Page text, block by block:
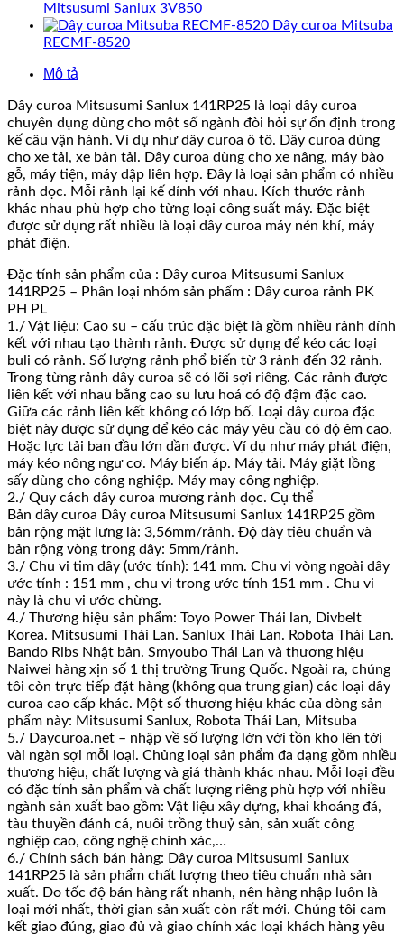
Mitsusumi Sanlux 3V850
Dây curoa Mitsuba
RECMF-8520
Mô tả
Dây curoa Mitsusumi Sanlux 141RP25 là loại dây curoa
chuyên dụng dùng cho một số ngành đòi hỏi sự ổn định trong
kế câu vận hành. Ví dụ như dây curoa ô tô. Dây curoa dùng
cho xe tải, xe bản tải. Dây curoa dùng cho xe nâng, máy bào
gỗ, máy tiện, máy dập liên hợp. Đây là loại sản phẩm có nhiều
rảnh dọc. Mỗi rảnh lại kế dính với nhau. Kích thước rảnh
khác nhau phù hợp cho từng loại công suất máy. Đặc biệt
được sử dụng rất nhiều là loại dây curoa máy nén khí, máy
phát điện.
Đặc tính sản phẩm của : Dây curoa Mitsusumi Sanlux
141RP25 – Phân loại nhóm sản phẩm : Dây curoa rảnh PK
PH PL
1./ Vật liệu: Cao su – cấu trúc đặc biệt là gồm nhiều rảnh dính
kết với nhau tạo thành rảnh. Được sử dụng để kéo các loại
buli có rảnh. Số lượng rảnh phổ biến từ 3 rảnh đến 32 rảnh.
Trong từng rảnh dây curoa sẽ có lõi sợi riêng. Các rảnh được
liên kết với nhau bằng cao su lưu hoá có độ đậm đặc cao.
Giữa các rảnh liên kết không có lớp bố. Loại dây curoa đặc
biệt này được sử dụng để kéo các máy yêu cầu có độ êm cao.
Hoặc lực tải ban đầu lớn dần được. Ví dụ như máy phát điện,
máy kéo nông ngư cơ. Máy biến áp. Máy tải. Máy giặt lồng
sấy dùng cho công nghiệp. Máy may công nghiệp.
2./ Quy cách dây curoa mương rảnh dọc. Cụ thể
Bản dây curoa Dây curoa Mitsusumi Sanlux 141RP25 gồm
bản rộng mặt lưng là: 3,56mm/rảnh. Độ dày tiêu chuẩn và
bản rộng vòng trong dây: 5mm/rảnh.
3./ Chu vi tim dây (ước tính): 141 mm. Chu vi vòng ngoài dây
ước tính : 151 mm , chu vi trong ước tính 151 mm . Chu vi
này là chu vi ước chừng.
4./ Thương hiệu sản phẩm: Toyo Power Thái lan, Divbelt
Korea. Mitsusumi Thái Lan. Sanlux Thái Lan. Robota Thái Lan.
Bando Ribs Nhật bản. Smyoubo Thái Lan và thương hiệu
Naiwei hàng xịn số 1 thị trường Trung Quốc. Ngoài ra, chúng
tôi còn trực tiếp đặt hàng (không qua trung gian) các loại dây
curoa cao cấp khác. Một số thương hiệu khác của dòng sản
phẩm này: Mitsusumi Sanlux, Robota Thái Lan, Mitsuba
5./ Daycuroa.net – nhập về số lượng lớn với tồn kho lên tới
vài ngàn sợi mỗi loại. Chủng loại sản phẩm đa dạng gồm nhiều
thương hiệu, chất lượng và giá thành khác nhau. Mỗi loại đều
có đặc tính sản phẩm và chất lượng riêng phù hợp với nhiều
ngành sản xuất bao gồm: Vật liệu xây dựng, khai khoáng đá,
tàu thuyền đánh cá, nuôi trồng thuỷ sản, sản xuất công
nghiệp cao, công nghệ chính xác,…
6./ Chính sách bán hàng: Dây curoa Mitsusumi Sanlux
141RP25 là sản phẩm chất lượng theo tiêu chuẩn nhà sản
xuất. Do tốc độ bán hàng rất nhanh, nên hàng nhập luôn là
loại mới nhất, thời gian sản xuất còn rất mới. Chúng tôi cam
kết giao đúng, giao đủ và giao chính xác loại khách hàng yêu